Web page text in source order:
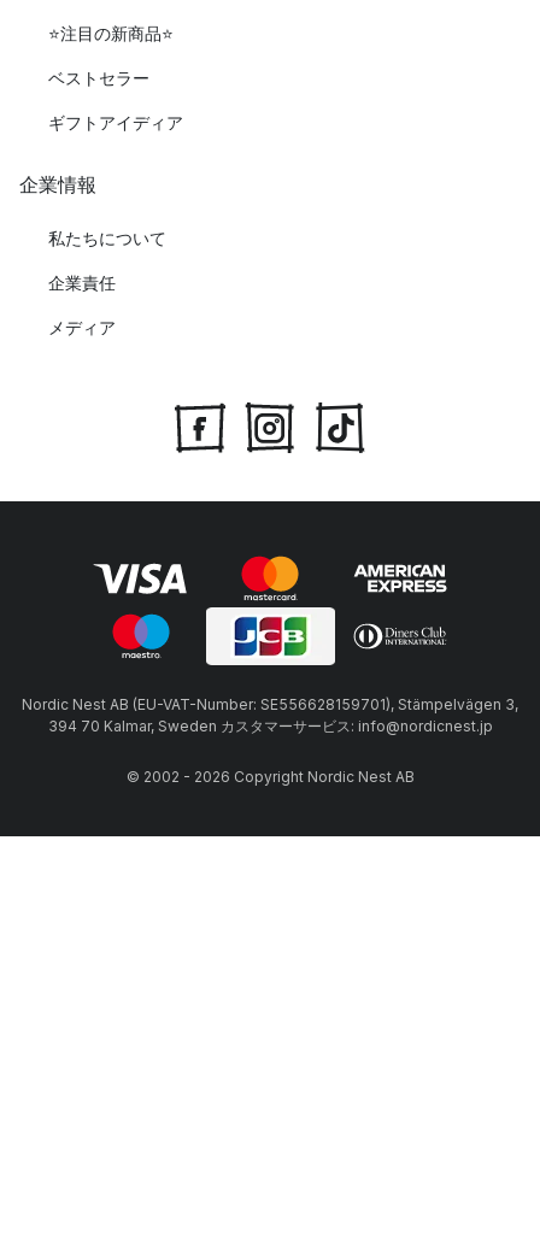
⭐️注目の新商品⭐️
ベストセラー
ギフトアイディア
企業情報
私たちについて
企業責任
メディア
Nordic Nest AB (EU-VAT-Number: SE556628159701), Stämpelvägen 3,
394 70 Kalmar, Sweden カスタマーサービス: info@nordicnest.jp
© 2002 - 2026 Copyright Nordic Nest AB